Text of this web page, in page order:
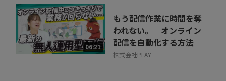
06:21
もう配信作業に時間を奪
われない。 オンライン
配信を自動化する方法
株式会社PLAY